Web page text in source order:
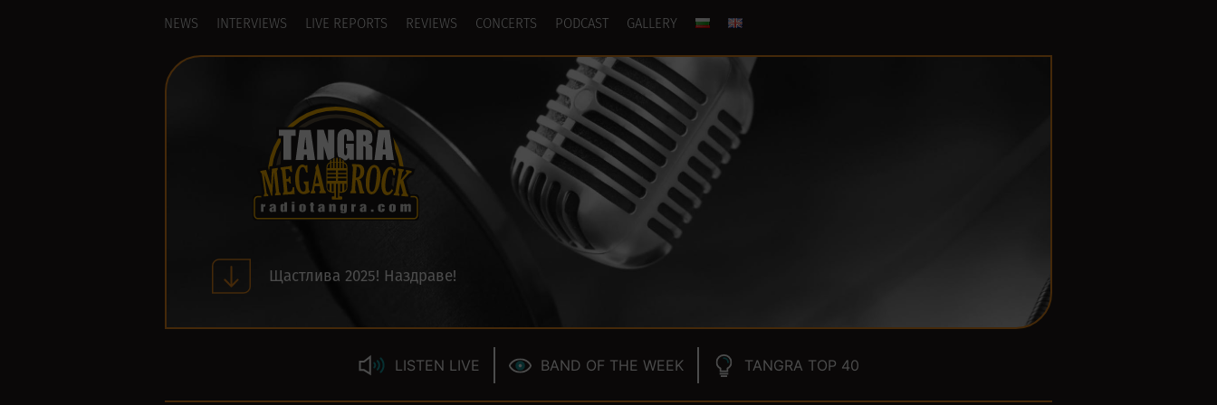
NEWS INTERVIEWS LIVE REPORTS REVIEWS CONCERTS PODCAST GALLERY
Щастлива 2025! Наздраве!
LISTEN LIVE BAND OF THE WEEK TANGRA TOP 40